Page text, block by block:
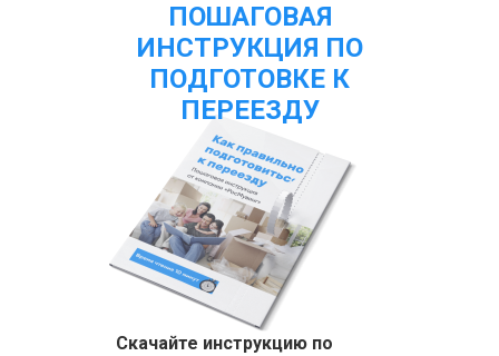
ПОШАГОВАЯ
ИНСТРУКЦИЯ ПО
ПОДГОТОВКЕ К
ПЕРЕЕЗДУ
Скачайте инструкцию по